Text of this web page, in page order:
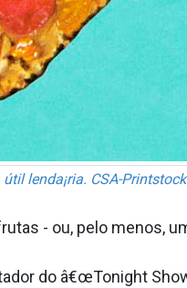
lenda¡ria. CSA-
- ou, pelo menos,
do â€œTonight